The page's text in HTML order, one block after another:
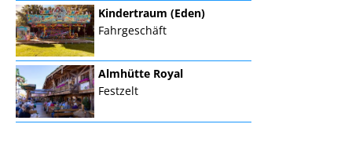
Kindertraum (Eden)
Fahrgeschäft
Almhütte Royal
Festzelt